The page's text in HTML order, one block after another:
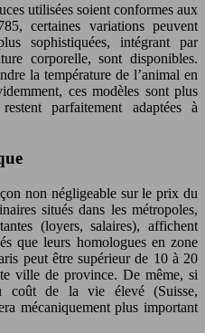
utilisées soient conformes aux
certaines variations peuvent
sophistiquées, intégrant par
corporelle, sont disponibles.
la température de l’animal en
ces modèles sont plus
parfaitement adaptées à
non négligeable sur le prix du
situés dans les métropoles,
(loyers, salaires), affichent
que leurs homologues en zone
peut être supérieur de 10 à 20
ville de province. De même, si
coût de la vie élevé (Suisse,
mécaniquement plus important